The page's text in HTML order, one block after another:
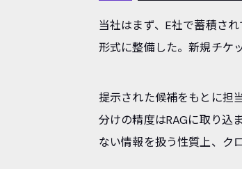
当社はまず、E社で蓄積さ
形式に整備した。新規チケ
提示された候補をもとに担
分けの精度はRAGに取り込
ない情報を扱う性質上、ク